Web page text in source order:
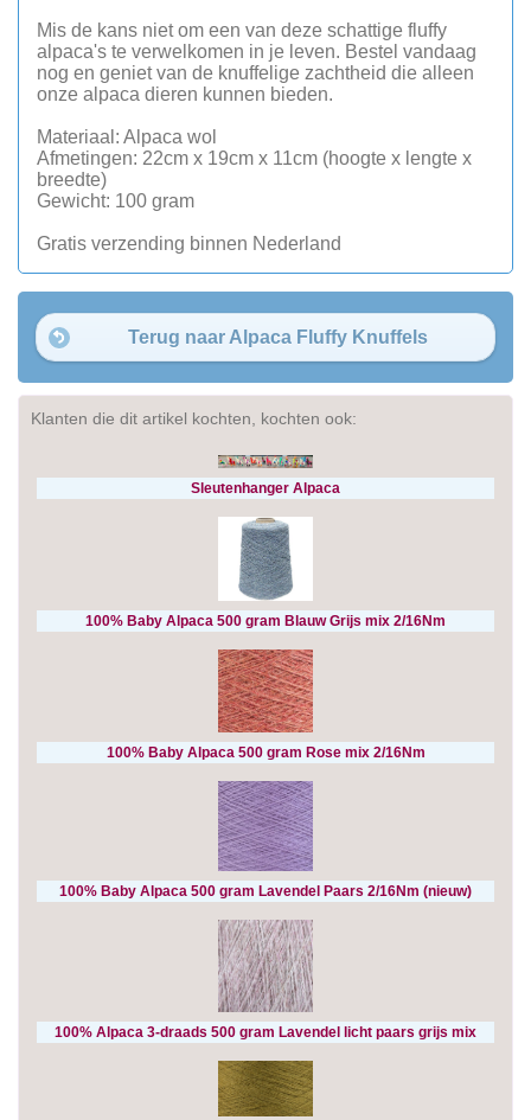
Mis de kans niet om een ​​van deze schattige fluffy
alpaca's te verwelkomen in je leven. Bestel vandaag
nog en geniet van de knuffelige zachtheid die alleen
onze alpaca dieren kunnen bieden.
Materiaal: Alpaca wol
Afmetingen: 22cm x 19cm x 11cm (hoogte x lengte x
breedte)
Gewicht: 100 gram
Gratis verzending binnen Nederland
Terug naar Alpaca Fluffy Knuffels
Klanten die dit artikel kochten, kochten ook:
Sleutenhanger Alpaca
100% Baby Alpaca 500 gram Blauw Grijs mix 2/16Nm
100% Baby Alpaca 500 gram Rose mix 2/16Nm
100% Baby Alpaca 500 gram Lavendel Paars 2/16Nm (nieuw)
100% Alpaca 3-draads 500 gram Lavendel licht paars grijs mix